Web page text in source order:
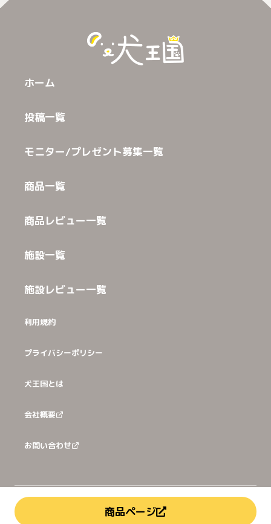
商品ページ
ホーム
投稿一覧
モニター/プレゼント募集一覧
商品一覧
商品レビュー一覧
施設一覧
施設レビュー一覧
利用規約
プライバシーポリシー
犬王国とは
会社概要
お問い合わせ
2026犬猫王国株式会社